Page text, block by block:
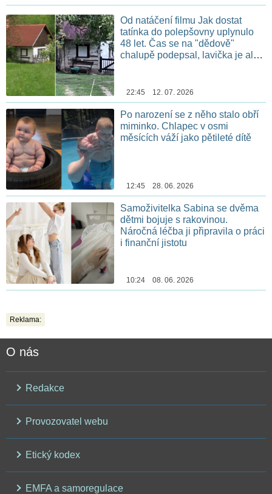
Od natáčení filmu Jak dostat
tatínka do polepšovny uplynulo
48 let. Čas se na "dědově"
chalupě podepsal, lavička je ale
22:45 12. 07. 2026
Po narození se z něho stalo obří
miminko. Chlapec v osmi
měsících váží jako pětileté dítě
12:45 28. 06. 2026
Samoživitelka Sabina se dvěma
dětmi bojuje s rakovinou.
Náročná léčba ji připravila o práci
i finanční jistotu
10:24 08. 06. 2026
Reklama:
O nás
Redakce
Provozovatel webu
Etický kodex
EMFA a samoregulace